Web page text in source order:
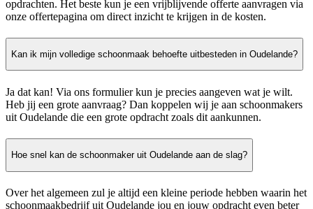
opdrachten. Het beste kun je een vrijblijvende offerte aanvragen via
onze offertepagina om direct inzicht te krijgen in de kosten.
Kan ik mijn volledige schoonmaak behoefte uitbesteden in Oudelande?
Ja dat kan! Via ons formulier kun je precies aangeven wat je wilt.
Heb jij een grote aanvraag? Dan koppelen wij je aan schoonmakers
uit Oudelande die een grote opdracht zoals dit aankunnen.
Hoe snel kan de schoonmaker uit Oudelande aan de slag?
Over het algemeen zul je altijd een kleine periode hebben waarin het
schoonmaakbedrijf uit Oudelande jou en jouw opdracht even beter